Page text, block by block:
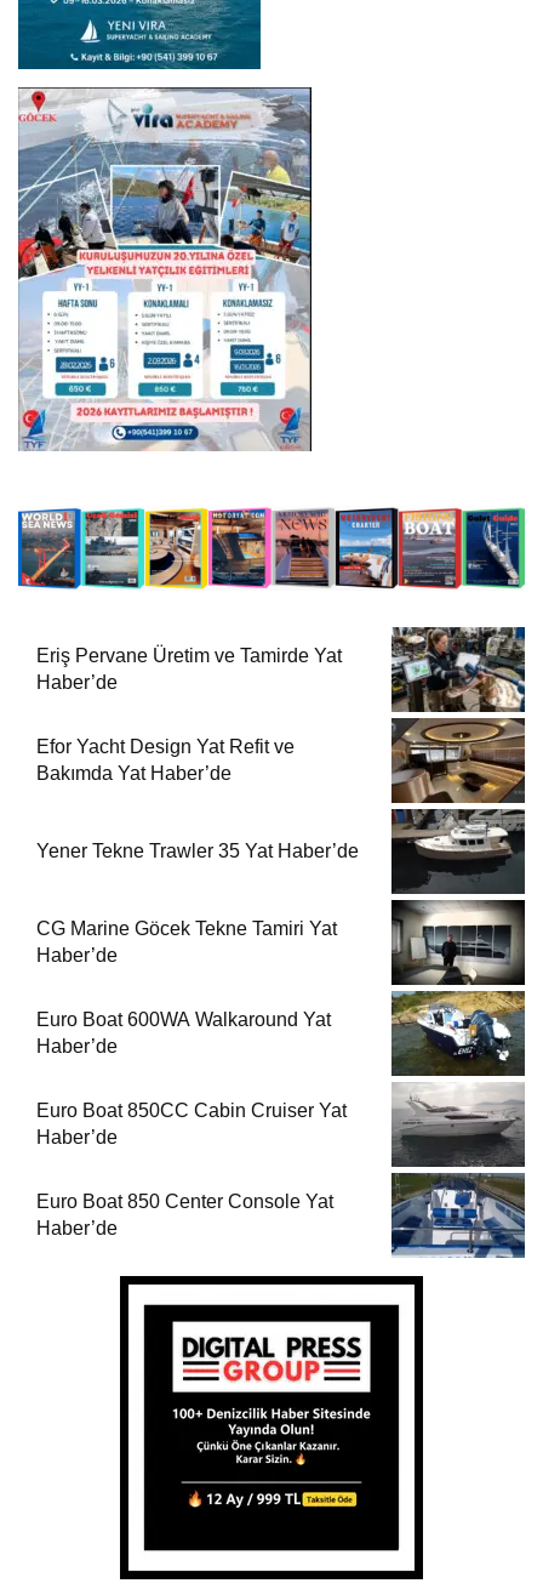
Eriş Pervane Üretim ve Tamirde Yat
Haber’de
Efor Yacht Design Yat Refit ve
Bakımda Yat Haber’de
Yener Tekne Trawler 35 Yat Haber’de
CG Marine Göcek Tekne Tamiri Yat
Haber’de
Euro Boat 600WA Walkaround Yat
Haber’de
Euro Boat 850CC Cabin Cruiser Yat
Haber’de
Euro Boat 850 Center Console Yat
Haber’de